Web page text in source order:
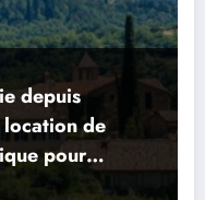
depuis
location de
pour
rose